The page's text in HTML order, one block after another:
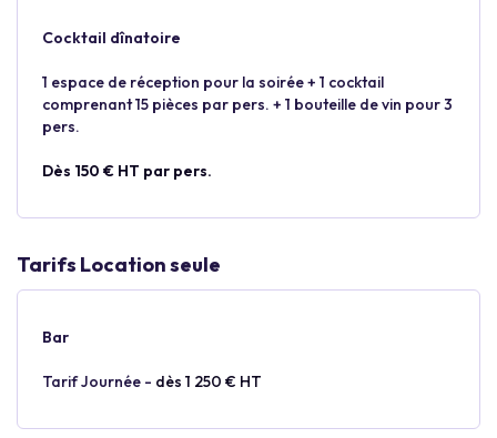
Cocktail dînatoire
1 espace de réception pour la soirée + 1 cocktail
comprenant 15 pièces par pers. + 1 bouteille de vin pour 3
pers.
Dès 150 € HT par pers.
Tarifs Location seule
Bar
Tarif Journée - dès 1 250 € HT